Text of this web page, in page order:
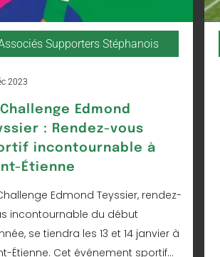
Supporters Stéphanois
2023
Edmond
: Rendez-vous
incontournable à
Étienne
Edmond Teyssier, rendez-
incontournable du début
se tiendra les 13 et 14 janvier à
Étienne. Cet événement sportif...